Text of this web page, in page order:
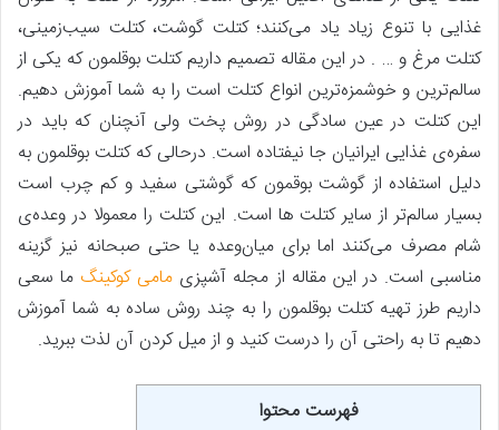
غذایی با تنوع زیاد یاد می‌کنند؛ کتلت گوشت، کتلت سیب‌زمینی،
کتلت مرغ و … . در این مقاله تصمیم داریم کتلت بوقلمون که یکی از
سالم‌ترین و خوشمزه‌ترین انواع کتلت است را به شما آموزش دهیم.
این کتلت در عین سادگی در روش پخت ولی آنچنان که باید در
سفره‌ی غذایی ایرانیان جا نیفتاده است. درحالی که کتلت بوقلمون به
دلیل استفاده از گوشت بوقمون که گوشتی سفید و کم چرب است
بسیار سالم‌تر از سایر کتلت ها است. این کتلت را معمولا در وعده‌ی
شام مصرف می‌کنند اما برای میان‌وعده یا حتی صبحانه نیز گزینه
مناسبی است. در این مقاله از مجله آشپزی مامی کوکینگ ما سعی
داریم طرز تهیه کتلت بوقلمون را به چند روش ساده به شما آموزش
دهیم تا به راحتی آن را درست کنید و از میل کردن آن لذت ببرید.
فهرست محتوا